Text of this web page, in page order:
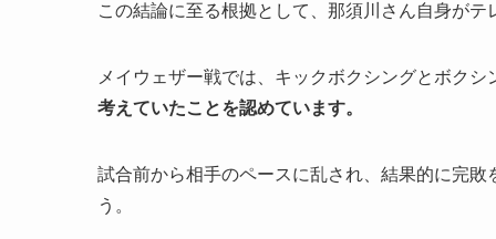
この結論に至る根拠として、那須川さん自身が
メイウェザー戦では、キックボクシングとボク
考えていたことを認めています。
試合前から相手のペースに乱され、結果的に完
う。